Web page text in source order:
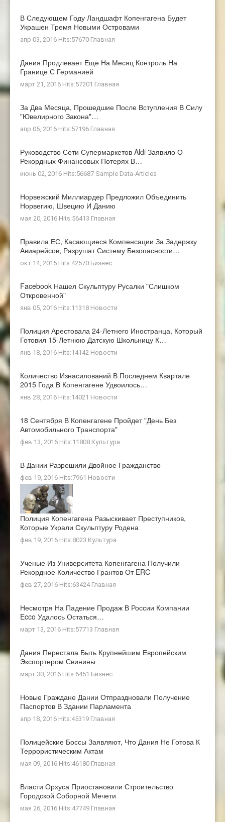
В Следующем Году Ландшафт Копенгагена Будет
Украшен Тремя Новыми Островами
апр 03, 2016 Hits:57670 Главная
Дания Продлевает Еще На Месяц Контроль На
Границе С Германией
март 21, 2016 Hits:57201 Главная
За Два Месяца, Прошедшие После Вступления В Силу
"ювелирного Закона"…
апр 05, 2016 Hits:57196 Главная
Руководство Сети Супермаркетов Aldi Заявило О
Рекордных Финансовых Потерях В…
июнь 02, 2016 Hits:56687 Sample Data-Articles
Норвежский Миллиардер Предложил Объединить
Норвегию, Швецию И Данию
мая 20, 2016 Hits:56413 Главная
Правила ЕС, Касающиеся Компенсации За Задержку
Авиарейсов, Разрушат Систему Безопасности…
окт 14, 2015 Hits:42570 Бизнес
Facebook Нашел Скульптуру Русалки "слишком
Откровенной"
янв 05, 2016 Hits:11318 Новости
Полиция Арестовала 24-Летнего Иностранца, Который
Готовил 15-Летнюю Датскую Школьницу К…
янв 18, 2016 Hits:14142 Новости
Количество Изнасилований В Последнем Квартале
2015 Года В Копенгагене Удвоилось…
янв 28, 2016 Hits:14021 Новости
18 Сентября В Копенгагене Пройдет "день Без
Автомобильного Транспорта"
фев 13, 2016 Hits:11808 Культура
В Дании Разрешили Двойное Гражданство
фев 19, 2016 Hits:7961 Новости
Полиция Копенгагена Разыскивает Преступников,
Которые Украли Скульптуру Родена
фев 19, 2016 Hits:8023 Культура
Ученые Из Университета Копенгагена Получили
Рекордное Количество Грантов От ERC
фев 27, 2016 Hits:63424 Главная
Несмотря На Падение Продаж В России Компании
Ecco Удалось Остаться…
март 13, 2016 Hits:57713 Главная
Дания Перестала Быть Крупнейшим Европейским
Экспортером Свинины
март 30, 2016 Hits:6451 Бизнес
Новые Граждане Дании Отпраздновали Получение
Паспортов В Здании Парламента
апр 18, 2016 Hits:45319 Главная
Полицейские Боссы Заявляют, Что Дания Не Готова К
Террористическим Актам
мая 09, 2016 Hits:46180 Главная
Власти Орхуса Приостановили Строительство
Городской Соборной Мечети
мая 26, 2016 Hits:47749 Главная